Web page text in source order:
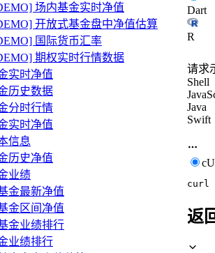
场内基金实时净值
开放式基金盘中净值估算
国际货币汇率
期权实时行情数据
实时净值
历史数据
分时行情
实时净值
信息
历史净值
业绩
金最新净值
金区间净值
金业绩排行
业绩排行
Dart
R
请求
Shell
Java
Swift
curl
返